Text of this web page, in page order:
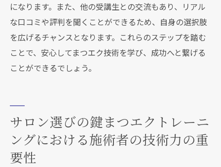
になります。また、他の受講生との交流もあり、リアル
な口コミや評判を聞くことができるため、自身の選択肢
を広げるチャンスとなります。これらのステップを踏む
ことで、安心してまつエク技術を学び、成功へと繋げる
ことができるでしょう。
サロン選びの鍵まつエクトレーニ
ングにおける施術者の技術力の重
要性